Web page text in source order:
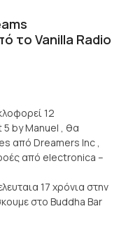
το Vanilla Radio
12
5 by Manuel , θα
από Dreamers Inc ,
από electronica –
17 χρόνια στην
στο Buddha Bar